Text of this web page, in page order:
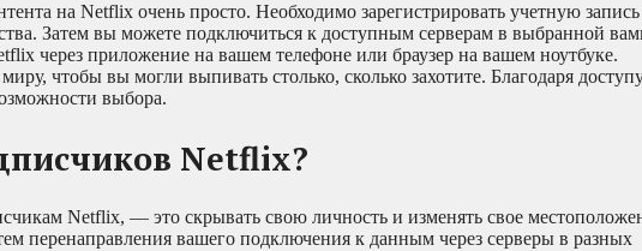
на Netflix очень просто. Необходимо зарегистрировать учетную
Затем вы можете подключиться к доступным серверам в выбранной
через приложение на вашем телефоне или браузер на вашем ноутбуке.
чтобы вы могли выпивать столько, сколько захотите. Благодаря
выбора.
Netflix?
Netflix, — это скрывать свою личность и изменять свое
перенаправления вашего подключения к данным через серверы в разных